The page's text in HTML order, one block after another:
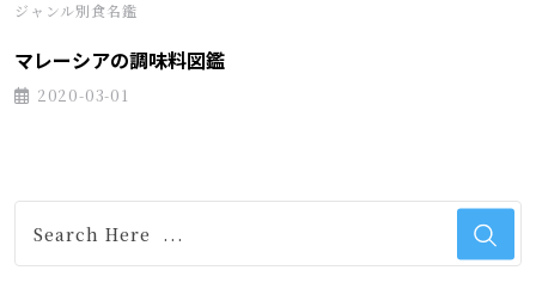
ジャンル別食名鑑
マレーシアの調味料図鑑
2020-03-01